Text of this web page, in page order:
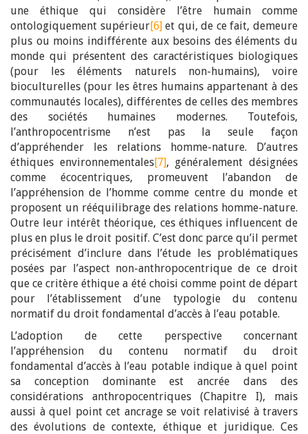
une éthique qui considère l’être humain comme
ontologiquement supérieur[6]et qui, de ce fait, demeure
plus ou moins indifférente aux besoins des éléments du
monde qui présentent des caractéristiques biologiques
(pour les éléments naturels non-humains), voire
bioculturelles (pour les êtres humains appartenant à des
communautés locales), différentes de celles des membres
des sociétés humaines modernes. Toutefois,
l’anthropocentrisme n’est pas la seule façon
d’appréhender les relations homme-nature. D’autres
éthiques environnementales[7], généralement désignées
comme écocentriques, promeuvent l’abandon de
l’appréhension de l’homme comme centre du monde et
proposent un rééquilibrage des relations homme-nature.
Outre leur intérêt théorique, ces éthiques influencent de
plus en plus le droit positif. C’est donc parce qu’il permet
précisément d’inclure dans l’étude les problématiques
posées par l’aspect non-anthropocentrique de ce droit
que ce critère éthique a été choisi comme point de départ
pour l’établissement d’une typologie du contenu
normatif du droit fondamental d’accès à l’eau potable.
L’adoption de cette perspective concernant
l’appréhension du contenu normatif du droit
fondamental d’accès à l’eau potable indique à quel point
sa conception dominante est ancrée dans des
considérations anthropocentriques (Chapitre I), mais
aussi à quel point cet ancrage se voit relativisé à travers
des évolutions de contexte, éthique et juridique. Ces